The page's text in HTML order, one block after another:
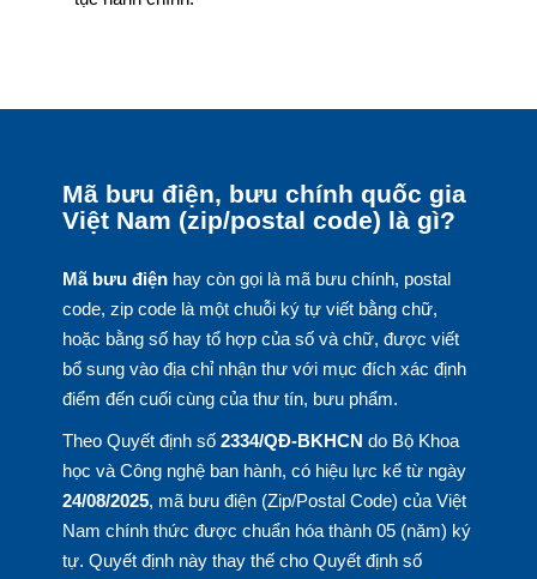
Mã bưu điện, bưu chính quốc gia
Việt Nam (zip/postal code) là gì?
Mã bưu điệnhay còn gọi là mã bưu chính, postal
code, zip code là một chuỗi ký tự viết bằng chữ,
hoặc bằng số hay tổ hợp của số và chữ, được viết
bổ sung vào địa chỉ nhận thư với mục đích xác định
điểm đến cuối cùng của thư tín, bưu phẩm.
Theo Quyết định số 2334/QĐ-BKHCN do Bộ Khoa
học và Công nghệ ban hành, có hiệu lực kể từ ngày
24/08/2025, mã bưu điện (Zip/Postal Code) của Việt
Nam chính thức được chuẩn hóa thành 05 (năm) ký
tự. Quyết định này thay thế cho Quyết định số